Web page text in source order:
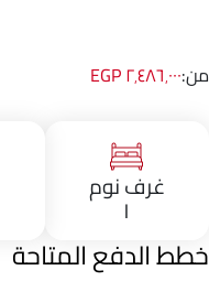
من:٢٬٤٨٦٬٠٠٠ EGP
غرف نوم
١
خطط الدفع المتاحة